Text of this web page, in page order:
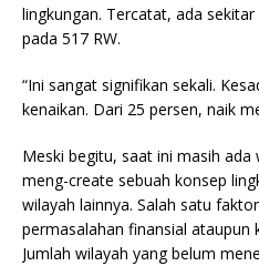
lingkungan. Tercatat, ada
pada 517 RW.
“Ini sangat signifikan sekali.
kenaikan. Dari 25 persen, naik
Meski begitu, saat ini masih
meng-create sebuah konsep
wilayah lainnya. Salah satu
permasalahan finansial ataupun
Jumlah wilayah yang belum